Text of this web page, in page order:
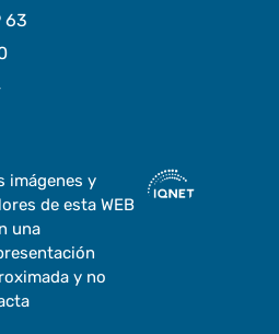
63
imágenes y
de esta WEB
una
y no